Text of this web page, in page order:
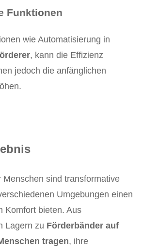
Funktionen
wie Automatisierung in
, kann die Effizienz
jedoch die anfänglichen
Menschen sind transformative
Umgebungen einen
Komfort bieten. Aus
Lagern zu Förderbänder auf
tragen, ihre